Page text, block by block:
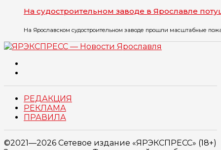
На судостроительном заводе в Ярославле
На Ярославском судостроительном заводе прошли масштабные
РЕДАКЦИЯ
РЕКЛАМА
ПРАВИЛА
©2021—2026 Сетевое издание «ЯРЭКСПРЕСС» (18+)